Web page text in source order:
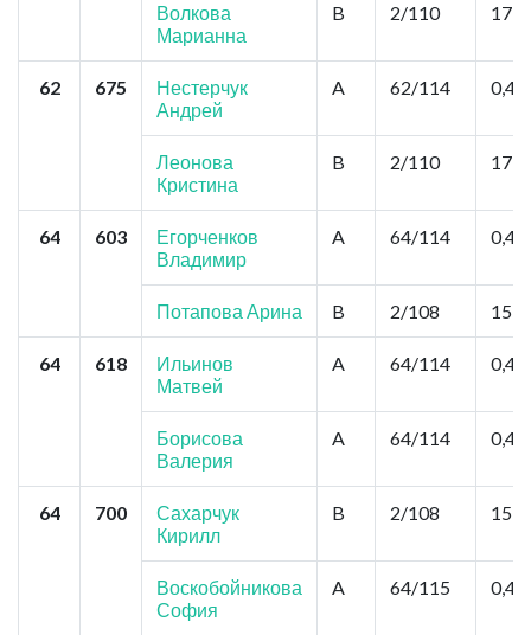
Волкова
Марианна
B 2/110 17,6
62 675
Нестерчук
Андрей
A 62/114 0,44
Леонова
Кристина
B 2/110 17,6
64 603
Егорченков
Владимир
A 64/114 0,44
Потапова Арина B 2/108 15,4
64 618
Ильинов
Матвей
A 64/114 0,44
Борисова
Валерия
A 64/114 0,44
64 700
Сахарчук
Кирилл
B 2/108 15,4
Воскобойникова
София
A 64/115 0,44